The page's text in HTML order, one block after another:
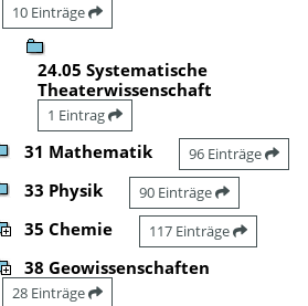
10 Einträge
24.05 Systematische
Theaterwissenschaft
1 Eintrag
31 Mathematik 96 Einträge
33 Physik 90 Einträge
35 Chemie 117 Einträge
38 Geowissenschaften
28 Einträge